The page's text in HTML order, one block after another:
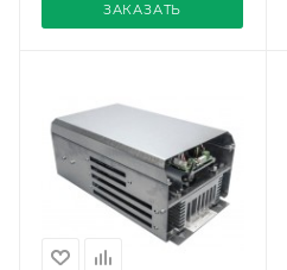
ЗАКАЗАТЬ